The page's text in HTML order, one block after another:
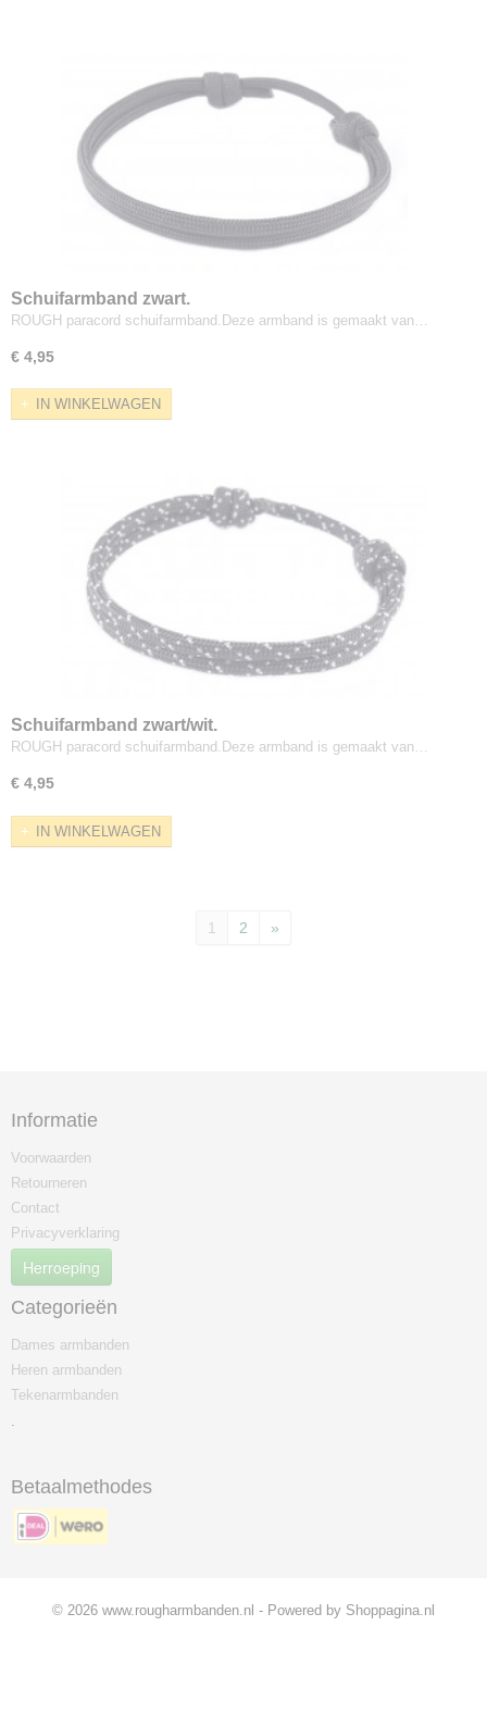
Schuifarmband zwart.
ROUGH paracord schuifarmband.Deze armband is gemaakt van…
€ 4,95
IN WINKELWAGEN
Schuifarmband zwart/wit.
ROUGH paracord schuifarmband.Deze armband is gemaakt van…
€ 4,95
IN WINKELWAGEN
1 2 »
Informatie
Voorwaarden
Retourneren
Contact
Privacyverklaring
Herroeping
Categorieën
Dames armbanden
Heren armbanden
Tekenarmbanden
Betaalmethodes
© 2026 www.rougharmbanden.nl - Powered by Shoppagina.nl